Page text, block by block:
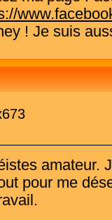
! Je suis
amateur.
pour me